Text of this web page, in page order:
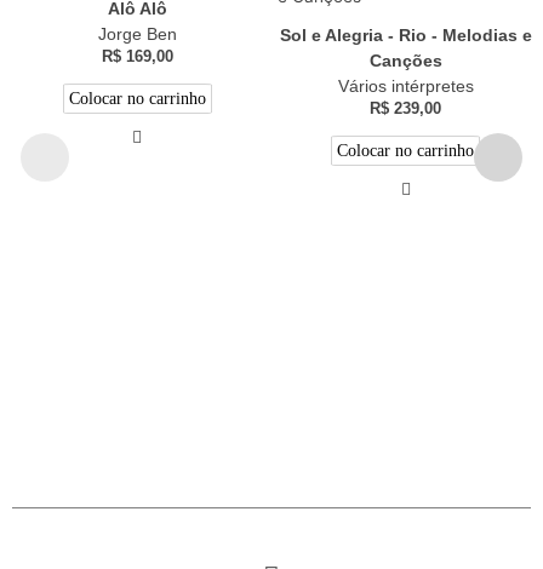
Alô Alô
Jorge Ben
R$169,00
Colocar no carrinho
Sol e Alegria - Rio - Melodias e
Canções
Vários intérpretes
R$ 239,00
Colocar no carrinho